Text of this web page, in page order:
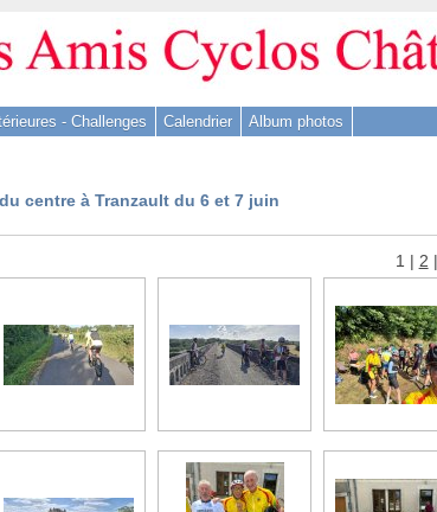
- Challenges Calendrier Album photos
centre à Tranzault du 6 et 7 juin
1 | 2 |